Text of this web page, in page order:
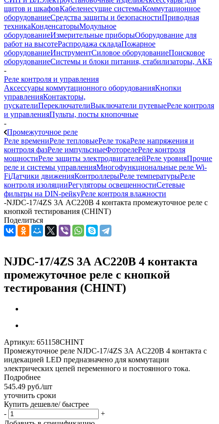
щитов и шкафовКабеленесущие системыКоммутационное
оборудованиеСредства защиты и безопасностиПриводная
техникаКонденсаторыМодульное
оборудованиеИзмерительные приборыОборудование для
работ на высотеРаспродажа складаПожарное
оборудованиеИнструментСиловое оборудованиеПоисковое
оборудованиеСистемы и блоки питания, стабилизаторы, АКБ
-
Реле контроля и управления
Аксессуары коммутационного оборудованияКнопки
управленияКонтакторы,
пускателиПереключателиВыключатели путевыеРеле контроля
и управленияПульты, посты кнопочные
-
Промежуточное реле
Реле времениРеле тепловыеРеле токаРеле напряжения и
контроля фазРеле импульсныеФоторелеРеле контроля
мощностиРеле защиты электродвигателейРеле уровняПрочие
реле и системы управленияМногофункциональные реле Wi-
FiДатчики движенияКонтроллерыРеле температурыРеле
контроля изоляцииРегуляторы освещенностиСетевые
фильтры на DIN-рейкуРеле контроля влажности
-NJDC-17/4ZS 3А AC220В 4 контакта промежуточное реле с
кнопкой тестирования (CHINT)
Поделиться
NJDC-17/4ZS 3А AC220В 4 контакта
промежуточное реле с кнопкой
тестирования (CHINT)
Артикул: 651158CHINT
Промежуточное реле NJDC-17/4ZS 3А AC220В 4 контакта с
индекацией LED предназначено для коммутации
электрических цепей переменного и постоянного тока.
Подробнее
545.49 руб./шт
уточнить сроки
Купить дешевле/ быстрее
-
+